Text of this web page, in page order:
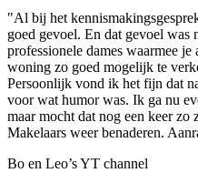
"Al bij het
goed gevoel. En dat gevoel was
professionele dames waarmee
woning zo goed mogelijk te
Persoonlijk vond ik het fijn dat
voor wat humor was. Ik ga nu
maar mocht dat nog een keer
Makelaars weer benaderen.
Bo en Leo’s YT channel